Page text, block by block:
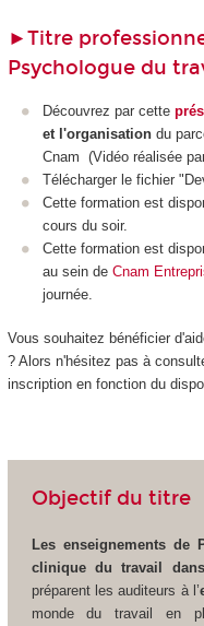
►Titre
Psychologue du
Découvrez par cette
et l'organisation du
Cnam (Vidéo réalisée
Télécharger le fichier
Cette formation est
cours du soir.
Cette formation est
au sein de Cnam
journée.
Vous souhaitez bénéficier
? Alors n'hésitez pas à
inscription en fonction du
Objectif du titre
Les enseignements de
clinique du travail
préparent les auditeurs à l’
monde du travail en